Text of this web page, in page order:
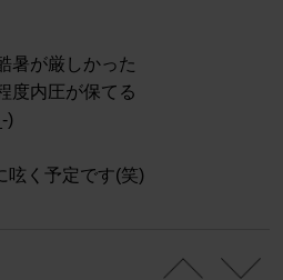
暑が厳しかった
度内圧が保てる
)
く予定です(笑)